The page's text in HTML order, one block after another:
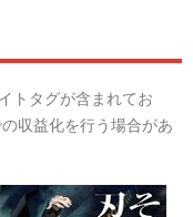
トタグが含まれてお
収益化を行う場合があ